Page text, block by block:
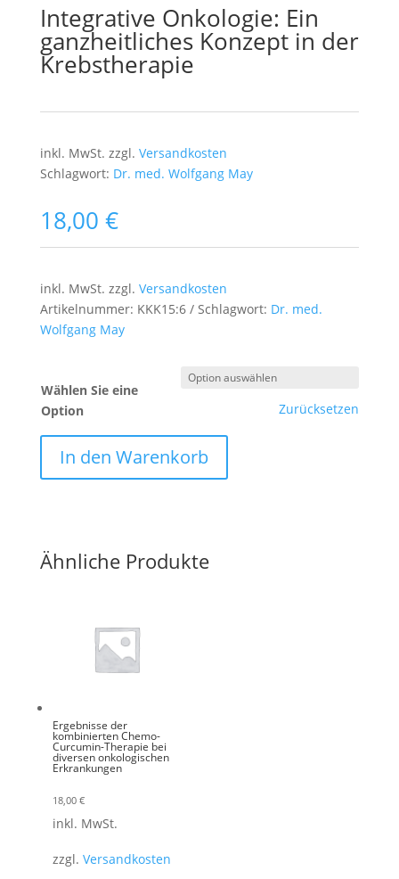
Integrative Onkologie: Ein
ganzheitliches Konzept in der
Krebstherapie
inkl. MwSt. zzgl. Versandkosten
Schlagwort: Dr. med. Wolfgang May
18,00 €
inkl. MwSt. zzgl. Versandkosten
Artikelnummer: KKK15:6 Schlagwort: Dr. med.
Wolfgang May
Wählen Sie eine
Option
Zurücksetzen
In den Warenkorb
Ähnliche Produkte
Ergebnisse der
kombinierten Chemo-
Curcumin-Therapie bei
diversen onkologischen
Erkrankungen
18,00 €
inkl. MwSt.
zzgl. Versandkosten